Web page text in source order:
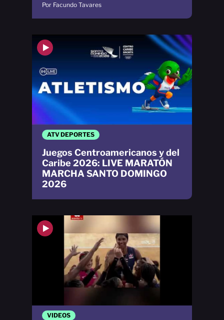
ATV DEPORTES
Juegos Centroamericanos y del
Caribe 2026: LIVE MARATÓN
MARCHA SANTO DOMINGO
2026
Por Facundo Tavares
VIDEOS